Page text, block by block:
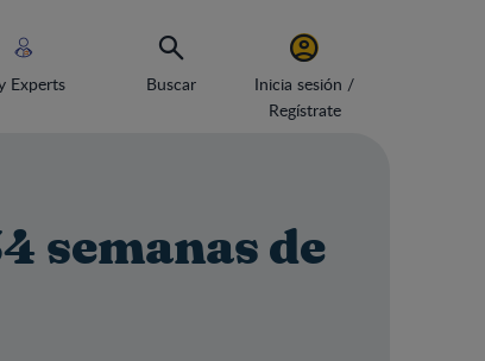
Experts Buscar
Inicia sesión /
Regístrate
semanas de